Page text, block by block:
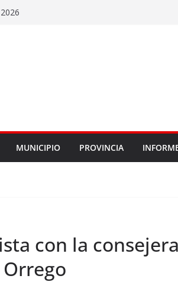
MUNICIPIO PROVINCIA
con la